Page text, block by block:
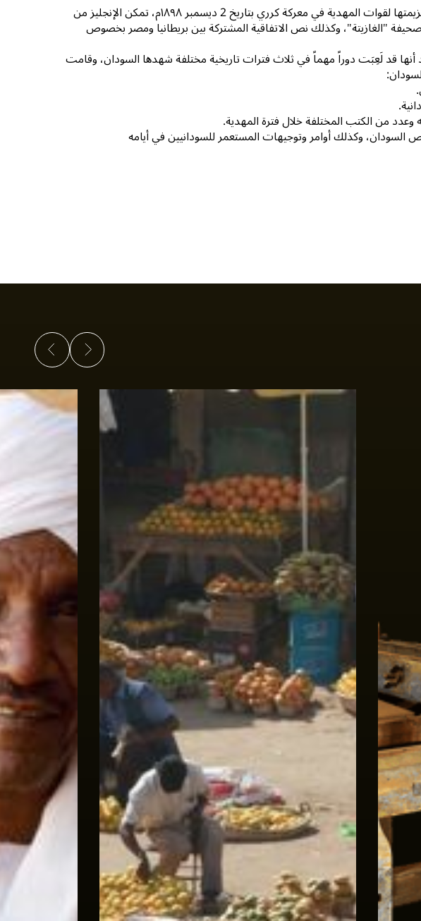
بعد أن بَسَطت القوات الإنجليزية سيطرتها على البلاد عقبَ هزيمتها لقوات المهدية في معركة كرري بتاريخ 2 ديسمبر ١٨٩٨م، تمكن الإنجليز من
"الغازيتة"، وكذلك نص الاتفاقية المشتركة بين بريطانيا ومصر بخصوص
قد لَعِبَت دوراً مهماً في ثلاث فترات تاريخية مختلفة شهدها السودان، وقامت
وعدد من الكتب المختلفة خلال فترة المهدية.
ومصر بخصوص السودان، وكذلك أوامر وتوجيهات المستعمر للسودانيين في أيامه